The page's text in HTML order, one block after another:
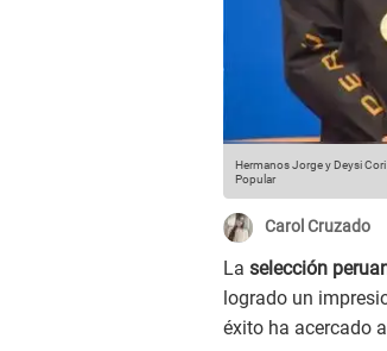
Hermanos Jorge y Deysi
Popular
Carol Cruzado
La selección
logrado un
éxito ha acercado al